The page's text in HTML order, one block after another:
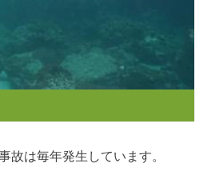
故は毎年発生しています。